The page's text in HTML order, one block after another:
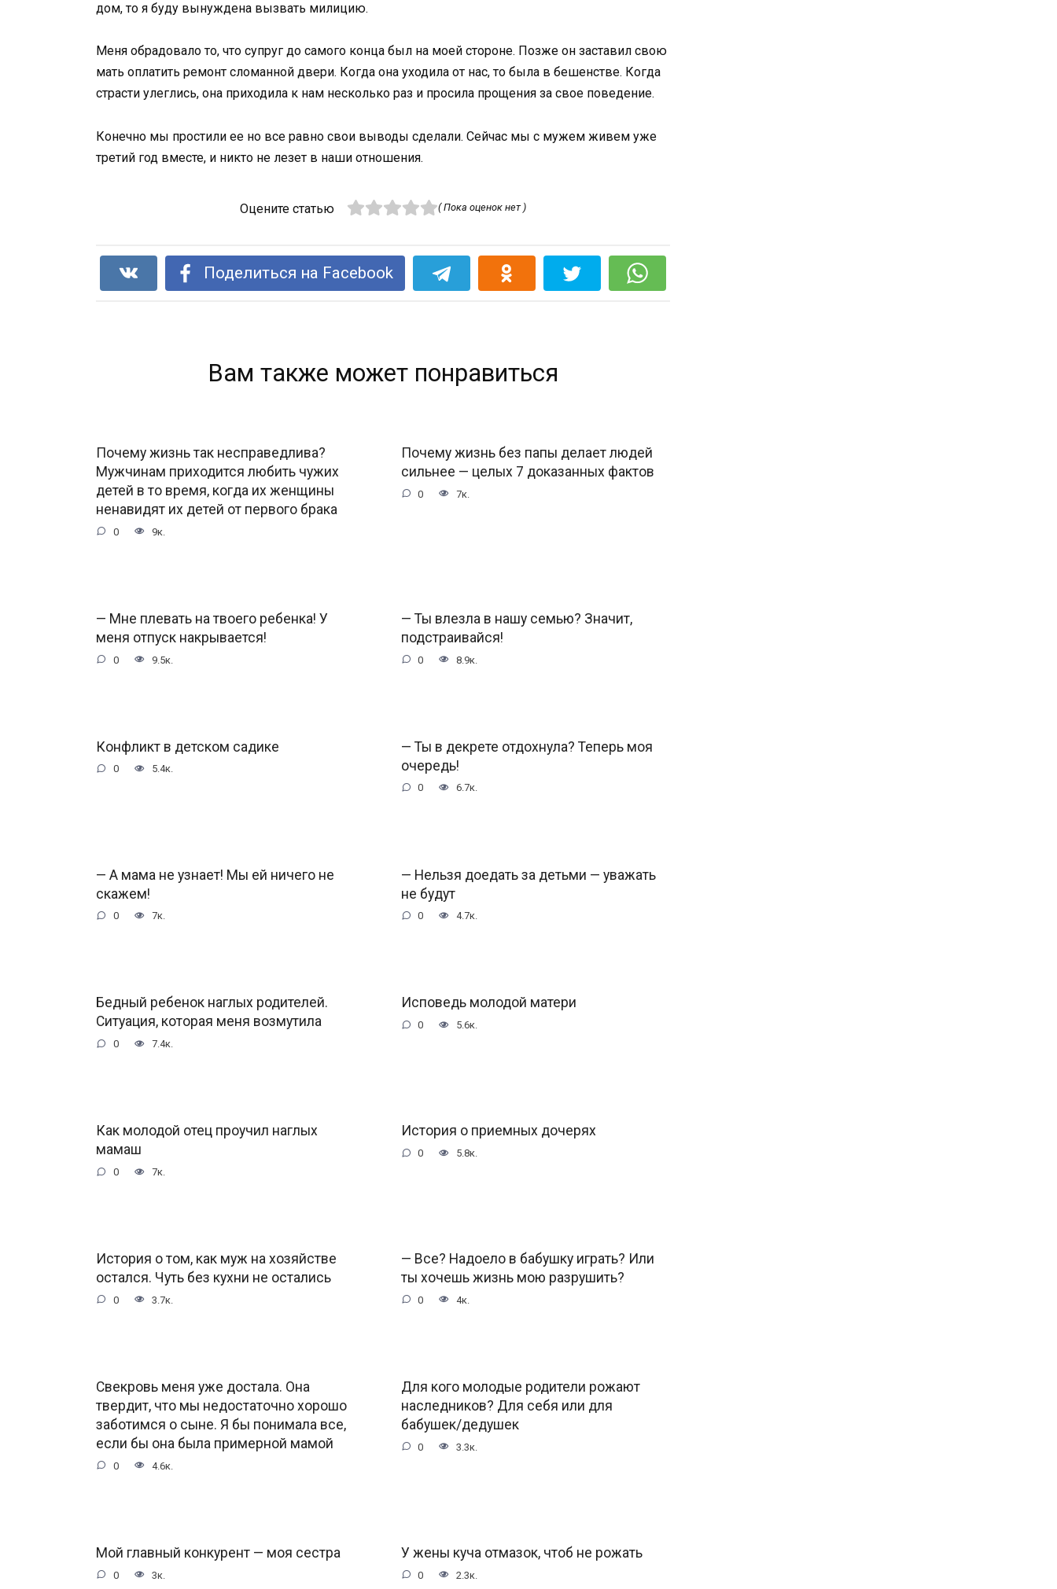
дом, то я буду вынуждена вызвать милицию.
Меня обрадовало то, что супруг до самого конца был на моей стороне. Позже он заставил свою
мать оплатить ремонт сломанной двери. Когда она уходила от нас, то была в бешенстве. Когда
страсти улеглись, она приходила к нам несколько раз и просила прощения за свое поведение.
Конечно мы простили ее но все равно свои выводы сделали. Сейчас мы с мужем живем уже
третий год вместе, и никто не лезет в наши отношения.
Оцените статью ( Пока оценок нет )
Поделиться на Facebook
Вам также может понравиться
Почему жизнь так несправедлива?
Мужчинам приходится любить чужих
детей в то время, когда их женщины
ненавидят их детей от первого брака
0 9к.
Почему жизнь без папы делает людей
сильнее — целых 7 доказанных фактов
0 7к.
— Мне плевать на твоего ребенка! У
меня отпуск накрывается!
0 9.5к.
— Ты влезла в нашу семью? Значит,
подстраивайся!
0 8.9к.
Конфликт в детском садике
0 5.4к.
— Ты в декрете отдохнула? Теперь моя
очередь!
0 6.7к.
— А мама не узнает! Мы ей ничего не
скажем!
0 7к.
— Нельзя доедать за детьми — уважать
не будут
0 4.7к.
Бедный ребенок наглых родителей.
Ситуация, которая меня возмутила
0 7.4к.
Исповедь молодой матери
0 5.6к.
Как молодой отец проучил наглых
мамаш
0 7к.
История о приемных дочерях
0 5.8к.
История о том, как муж на хозяйстве
остался. Чуть без кухни не остались
0 3.7к.
— Все? Надоело в бабушку играть? Или
ты хочешь жизнь мою разрушить?
0 4к.
Свекровь меня уже достала. Она
твердит, что мы недостаточно хорошо
заботимся о сыне. Я бы понимала все,
если бы она была примерной мамой
0 4.6к.
Для кого молодые родители рожают
наследников? Для себя или для
бабушек/дедушек
0 3.3к.
Мой главный конкурент — моя сестра
0 3к.
У жены куча отмазок, чтоб не рожать
0 2.3к.